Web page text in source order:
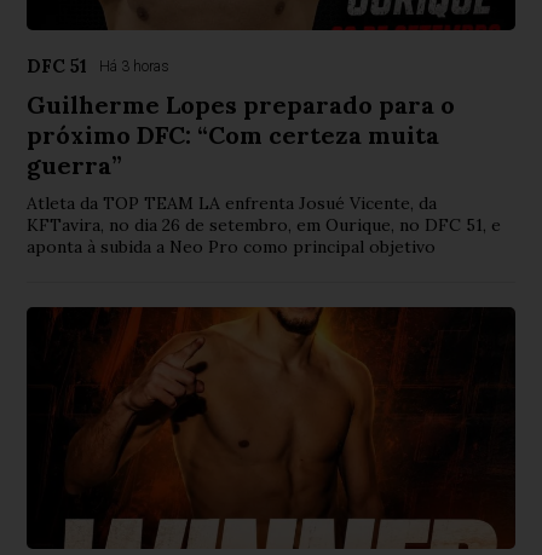
DFC 51 Há 3 horas
Guilherme Lopes preparado para o
próximo DFC: “Com certeza muita
guerra”
Atleta da TOP TEAM LA enfrenta Josué Vicente, da
KFTavira, no dia 26 de setembro, em Ourique, no DFC 51, e
aponta à subida a Neo Pro como principal objetivo